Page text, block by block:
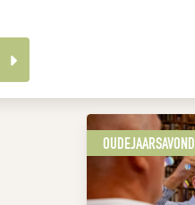
OUDEJAARSAVOND